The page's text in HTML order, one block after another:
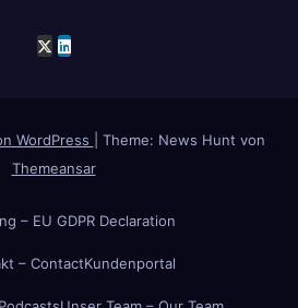
WordPress
Theme: News Hunt von
Themeansar
– EU GDPR Declaration
– ContactKundenportal